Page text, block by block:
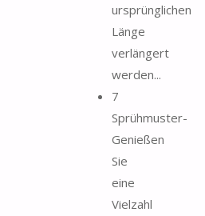
ursprünglichen
Länge
verlängert
werden...
7
Sprühmuster-
Genießen
Sie
eine
Vielzahl